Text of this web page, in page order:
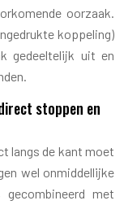
oorzaak.
koppeling)
gedeeltelijk uit en
stoppen en
langs de kant moet
wel onmiddellijke
gecombineerd met